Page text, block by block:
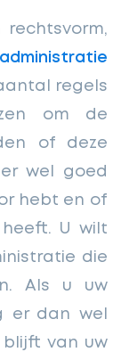
regels
om de
of deze
wel goed
hebt en of
U wilt
die
Als u uw
er dan wel
van uw